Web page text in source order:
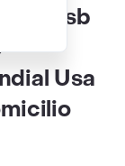
Usb
Usa